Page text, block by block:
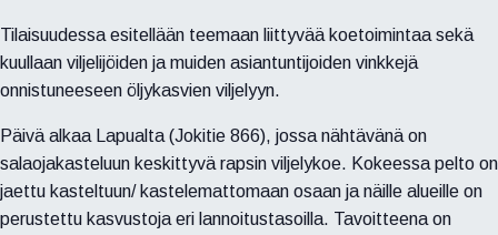
Tilaisuudessa esitellään teemaan liittyvää koetoimintaa sekä
kuullaan viljelijöiden ja muiden asiantuntijoiden vinkkejä
onnistuneeseen öljykasvien viljelyyn.
Päivä alkaa Lapualta (Jokitie 866), jossa nähtävänä on
salaojakasteluun keskittyvä rapsin viljelykoe. Kokeessa pelto on
jaettu kasteltuun/ kastelemattomaan osaan ja näille alueille on
perustettu kasvustoja eri lannoitustasoilla. Tavoitteena on